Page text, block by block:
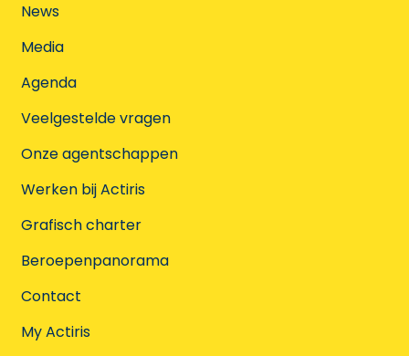
News
Media
Agenda
Veelgestelde vragen
Onze agentschappen
Werken bij Actiris
Grafisch charter
Beroepenpanorama
Contact
My Actiris